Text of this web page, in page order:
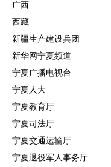
广西
西藏
新疆生产建设兵团
新华网宁夏频道
宁夏广播电视台
宁夏人大
宁夏教育厅
宁夏司法厅
宁夏交通运输厅
宁夏退役军人事务厅